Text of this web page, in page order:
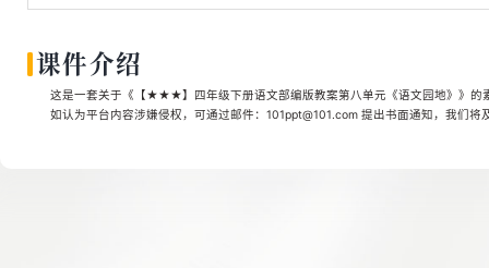
课件介绍
这是一套关于《【★★★】四年级下册语文部编版教案第八单元《语文园地》》的
如认为平台内容涉嫌侵权，可通过邮件：101ppt@101.com 提出书面通知，我们将